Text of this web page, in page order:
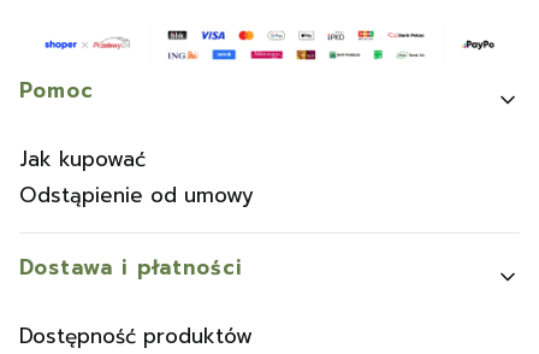
Linki w stopce
Pomoc
Jak kupować
Odstąpienie od umowy
Dostawa i płatności
Dostępność produktów